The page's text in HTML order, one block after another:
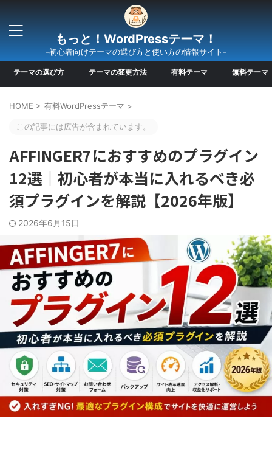
もっと！WordPressテーマ！
-初心者向けテーマの選び方と使い方の情報サイト-
テーマの選び方 テーマの変更方法 有料テーマ 無料テーマ
HOME > 有料WordPressテーマ >
この記事には広告が含まれています。
AFFINGER7におすすめのプラグイン
12選｜初心者が本当に入れるべき必
須プラグインを解説【2026年版】
2026年6月15日